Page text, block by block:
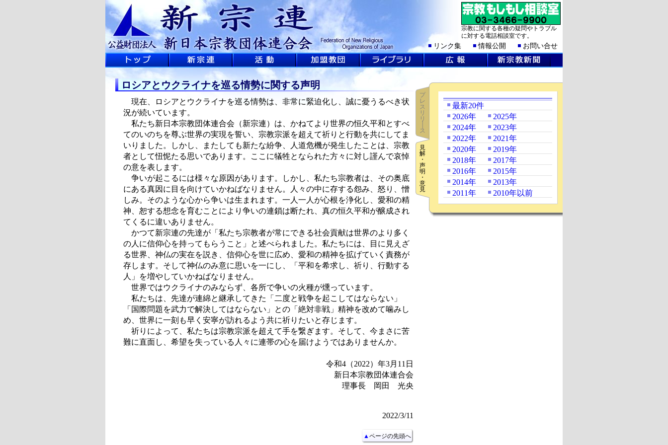
宗教に関する各種の疑問やトラブル
に対する電話相談室です。
お問い合せ
情報公開
リンク集
ロシアとウクライナを巡る情勢に関する声明
現在、ロシアとウクライナを巡る情勢は、非常に緊迫化し、誠に憂うるべき状
況が続いています。
私たち新日本宗教団体連合会（新宗連）は、かねてより世界の恒久平和とすべ
てのいのちを尊ぶ世界の実現を誓い、宗教宗派を超えて祈りと行動を共にしてま
いりました。しかし、またしても新たな紛争、人道危機が発生したことは、宗教
者として忸怩たる思いであります。ここに犠牲となられた方々に対し謹んで哀悼
の意を表します。
争いが起こるには様々な原因があります。しかし、私たち宗教者は、その奥底
にある真因に目を向けていかねばなりません。人々の中に存する怨み、怒り、憎
しみ。そのような心から争いは生まれます。一人一人が心根を浄化し、愛和の精
神、恕する想念を育むことにより争いの連鎖は断たれ、真の恒久平和が醸成され
てくるに違いありません。
かつて新宗連の先達が「私たち宗教者が常にできる社会貢献は世界のより多く
の人に信仰心を持ってもらうこと」と述べられました。私たちには、目に見えざ
る世界、神仏の実在を説き、信仰心を世に広め、愛和の精神を拡げていく責務が
存します。そして神仏のみ意に思いを一にし、「平和を希求し、祈り、行動する
人」を増やしていかねばなりません。
世界ではウクライナのみならず、各所で争いの火種が燻っています。
私たちは、先達が連綿と継承してきた「二度と戦争を起こしてはならない」
「国際問題を武力で解決してはならない」との「絶対非戦」精神を改めて噛みし
め、世界に一刻も早く安寧が訪れるよう共に祈りたいと存じます。
祈りによって、私たちは宗教宗派を超えて手を繋ぎます。そして、今まさに苦
難に直面し、希望を失っている人々に連帯の心を届けようではありませんか。
令和4（2022）年3月11日
新日本宗教団体連合会
理事長 岡田 光央
2022/3/11
▲ページの先頭へ
プ
レ
ス
リ
リ
ス
見
解
・
声
明
・
意
見
最新20件
2026年
2025年
2024年
2023年
2022年
2021年
2020年
2019年
2018年
2017年
2016年
2015年
2014年
2013年
2011年
2010年以前